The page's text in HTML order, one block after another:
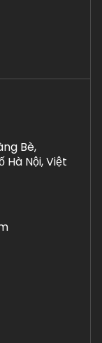
Bè,
Hà Nội, Việt